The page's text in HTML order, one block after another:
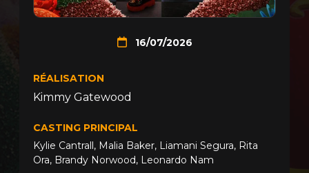
16/07/2026
RÉALISATION
Kimmy Gatewood
CASTING PRINCIPAL
Kylie Cantrall, Malia Baker, Liamani Segura, Rita
Ora, Brandy Norwood, Leonardo Nam